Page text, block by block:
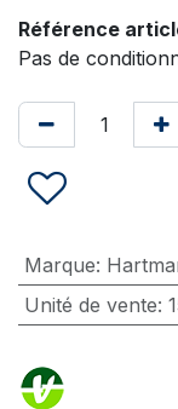
Référence
Pas de
Marque:
Unité de vente: